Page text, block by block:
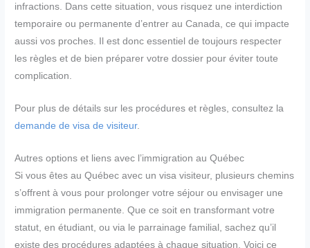
infractions. Dans cette situation, vous risquez une interdiction
temporaire ou permanente d’entrer au Canada, ce qui impacte
aussi vos proches. Il est donc essentiel de toujours respecter
les règles et de bien préparer votre dossier pour éviter toute
complication.
Pour plus de détails sur les procédures et règles, consultez la
demande de visa de visiteur.
Autres options et liens avec l’immigration au Québec
Si vous êtes au Québec avec un visa visiteur, plusieurs chemins
s’offrent à vous pour prolonger votre séjour ou envisager une
immigration permanente. Que ce soit en transformant votre
statut, en étudiant, ou via le parrainage familial, sachez qu’il
existe des procédures adaptées à chaque situation. Voici ce